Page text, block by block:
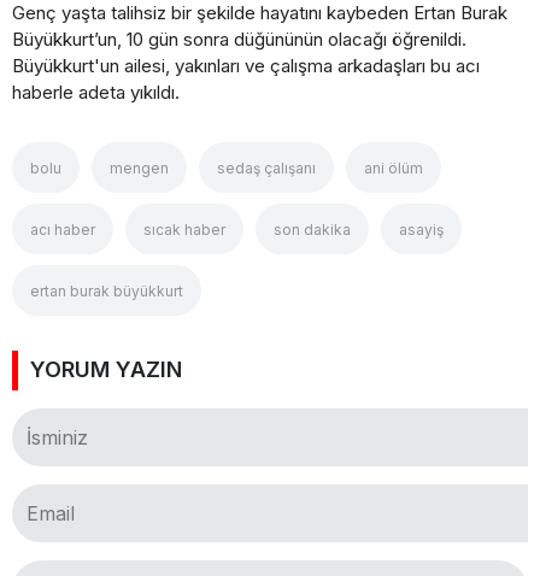
Genç yaşta talihsiz bir şekilde hayatını kaybeden Ertan Burak
Büyükkurt’un, 10 gün sonra düğününün olacağı öğrenildi.
Büyükkurt'un ailesi, yakınları ve çalışma arkadaşları bu acı
haberle adeta yıkıldı.
bolu mengen sedaş çalışanı ani ölüm
acı haber sıcak haber son dakika asayiş
ertan burak büyükkurt
YORUM YAZIN